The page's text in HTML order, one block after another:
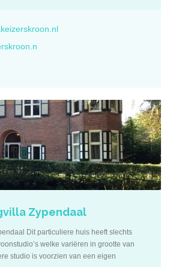
Hiervan zijn er 10 gereserveerd voor
eigen appartement met apart woon- en
badkamer. Daarnaast kan er gebruik
gezamenlijke ruimten, zoals tuin-terras,
is er veel te beleven. Zo kunt u gebruik
faciliteiten; denk hierbij aan een
het terras om de hoek en wandelen in het
is er 24 uur per dag verzorging
medewerkers hebben veel ervaring
kan VillaKeizersKroon u in zo goed
voorzien. Dit betekend dat men hier
ook als de vraag naar zorg toeneemt.
Zypendaal
Dit particuliere huis heeft slechts
welke variëren in grootte van
studio is voorzien van een eigen